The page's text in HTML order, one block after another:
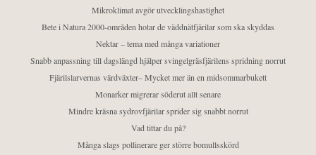
Mikroklimat avgör utvecklingshastighet
Bete i Natura 2000-områden hotar de väddnätfjärilar som ska skyddas
Nektar – tema med många variationer
Snabb anpassning till dagslängd hjälper svingelgräsfjärilens spridning norrut
Fjärilslarvernas värdväxter– Mycket mer än en midsommarbukett
Monarker migrerar söderut allt senare
Mindre kräsna sydrovfjärilar sprider sig snabbt norrut
Vad tittar du på?
Många slags pollinerare ger större bomullsskörd